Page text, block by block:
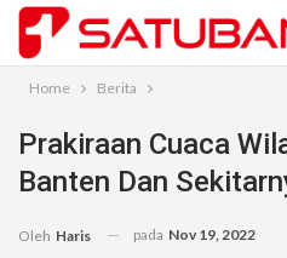
Home Berita
Prakiraan Cuaca
Banten Dan
Oleh Haris pada Nov 19, 2022